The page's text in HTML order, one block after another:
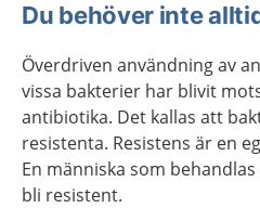
Du behöver inte
Överdriven användning av
vissa bakterier har blivit
antibiotika. Det kallas att
resistenta. Resistens är en
En människa som
bli resistent.